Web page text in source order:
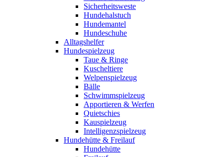
Sicherheitsweste
Hundehalstuch
Hundemantel
Hundeschuhe
Alltagshelfer
Hundespielzeug
Taue & Ringe
Kuscheltiere
Welpenspielzeug
Bälle
Schwimmspielzeug
Apportieren & Werfen
Quietschies
Kauspielzeug
Intelligenzspielzeug
Hundehütte & Freilauf
Hundehütte